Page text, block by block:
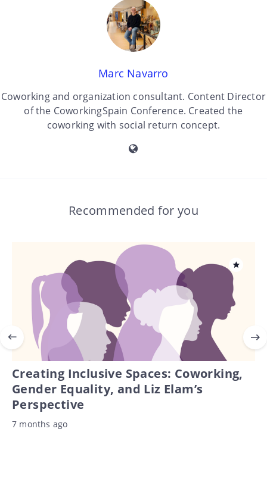
Marc Navarro
Coworking and organization consultant. Content Director
of the CoworkingSpain Conference. Created the
coworking with social return concept.
Recommended for you
Creating Inclusive Spaces: Coworking,
Gender Equality, and Liz Elam’s
Perspective
7 months ago